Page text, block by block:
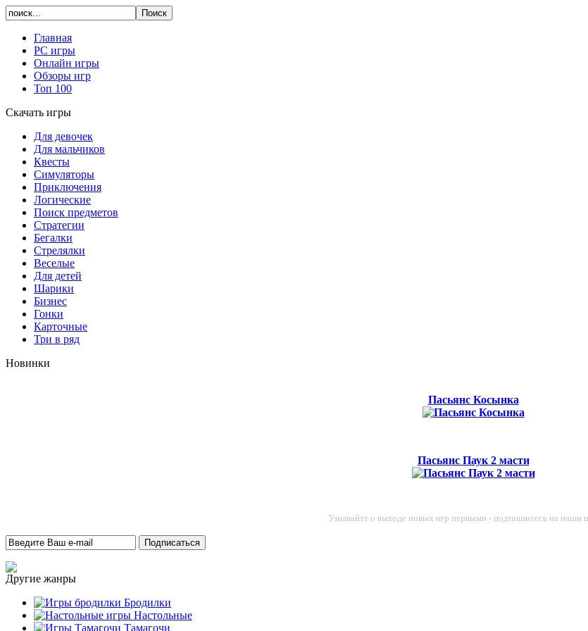
Главная
PC игры
Онлайн игры
Обзоры игр
Топ 100
Скачать игры
Для девочек
Для мальчиков
Квесты
Симуляторы
Приключения
Логические
Поиск предметов
Стратегии
Бегалки
Стрелялки
Веселые
Для детей
Шарики
Бизнес
Гонки
Карточные
Три в ряд
Новинки
Пасьянс Косынка
Пасьянс Паук 2 масти
Узнавайте о выходе новых игр первыми - подпишитесь на наши
Другие жанры
Бродилки
Настольные
Тамагочи